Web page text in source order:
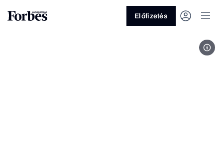
Előfizetés